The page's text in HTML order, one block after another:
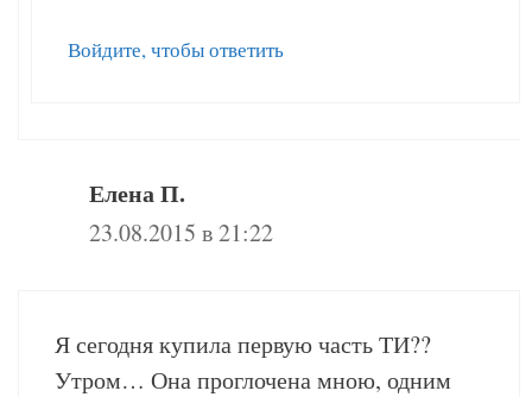
Войдите, чтобы ответить
Елена П.
23.08.2015 в 21:22
Я сегодня купила первую часть ТИ??
Утром… Она проглочена мною, одним